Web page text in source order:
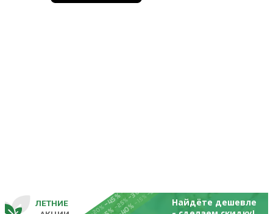
-20%
-25%
-45%
-25%
-30%
-15%
-20%
-40%
ЛЕТНИЕ Найдёте дешевле